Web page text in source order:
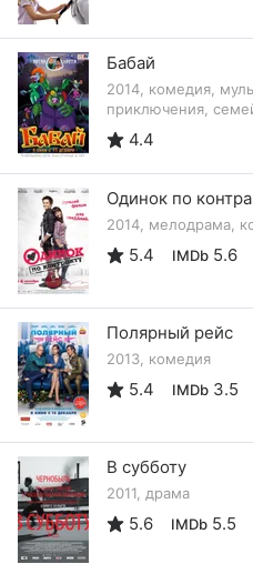
Бабай
2014, комедия,
приключения,
4.4
Одинок по
2014, мелодрама,
5.4 IMDb 5.6
Полярный рейс
2013, комедия
5.4 IMDb 3.5
В субботу
2011, драма
5.6 IMDb 5.5